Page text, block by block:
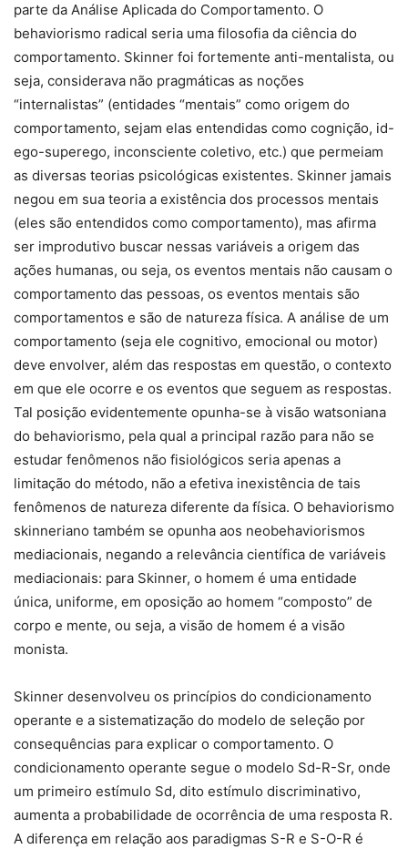
parte da Análise Aplicada do Comportamento. O
behaviorismo radical seria uma filosofia da ciência do
comportamento. Skinner foi fortemente anti-mentalista, ou
seja, considerava não pragmáticas as noções
“internalistas” (entidades “mentais” como origem do
comportamento, sejam elas entendidas como cognição, id-
ego-superego, inconsciente coletivo, etc.) que permeiam
as diversas teorias psicológicas existentes. Skinner jamais
negou em sua teoria a existência dos processos mentais
(eles são entendidos como comportamento), mas afirma
ser improdutivo buscar nessas variáveis a origem das
ações humanas, ou seja, os eventos mentais não causam o
comportamento das pessoas, os eventos mentais são
comportamentos e são de natureza física. A análise de um
comportamento (seja ele cognitivo, emocional ou motor)
deve envolver, além das respostas em questão, o contexto
em que ele ocorre e os eventos que seguem as respostas.
Tal posição evidentemente opunha-se à visão watsoniana
do behaviorismo, pela qual a principal razão para não se
estudar fenômenos não fisiológicos seria apenas a
limitação do método, não a efetiva inexistência de tais
fenômenos de natureza diferente da física. O behaviorismo
skinneriano também se opunha aos neobehaviorismos
mediacionais, negando a relevância científica de variáveis
mediacionais: para Skinner, o homem é uma entidade
única, uniforme, em oposição ao homem “composto” de
corpo e mente, ou seja, a visão de homem é a visão
monista.
Skinner desenvolveu os princípios do condicionamento
operante e a sistematização do modelo de seleção por
consequências para explicar o comportamento. O
condicionamento operante segue o modelo Sd-R-Sr, onde
um primeiro estímulo Sd, dito estímulo discriminativo,
aumenta a probabilidade de ocorrência de uma resposta R.
A diferença em relação aos paradigmas S-R e S-O-R é